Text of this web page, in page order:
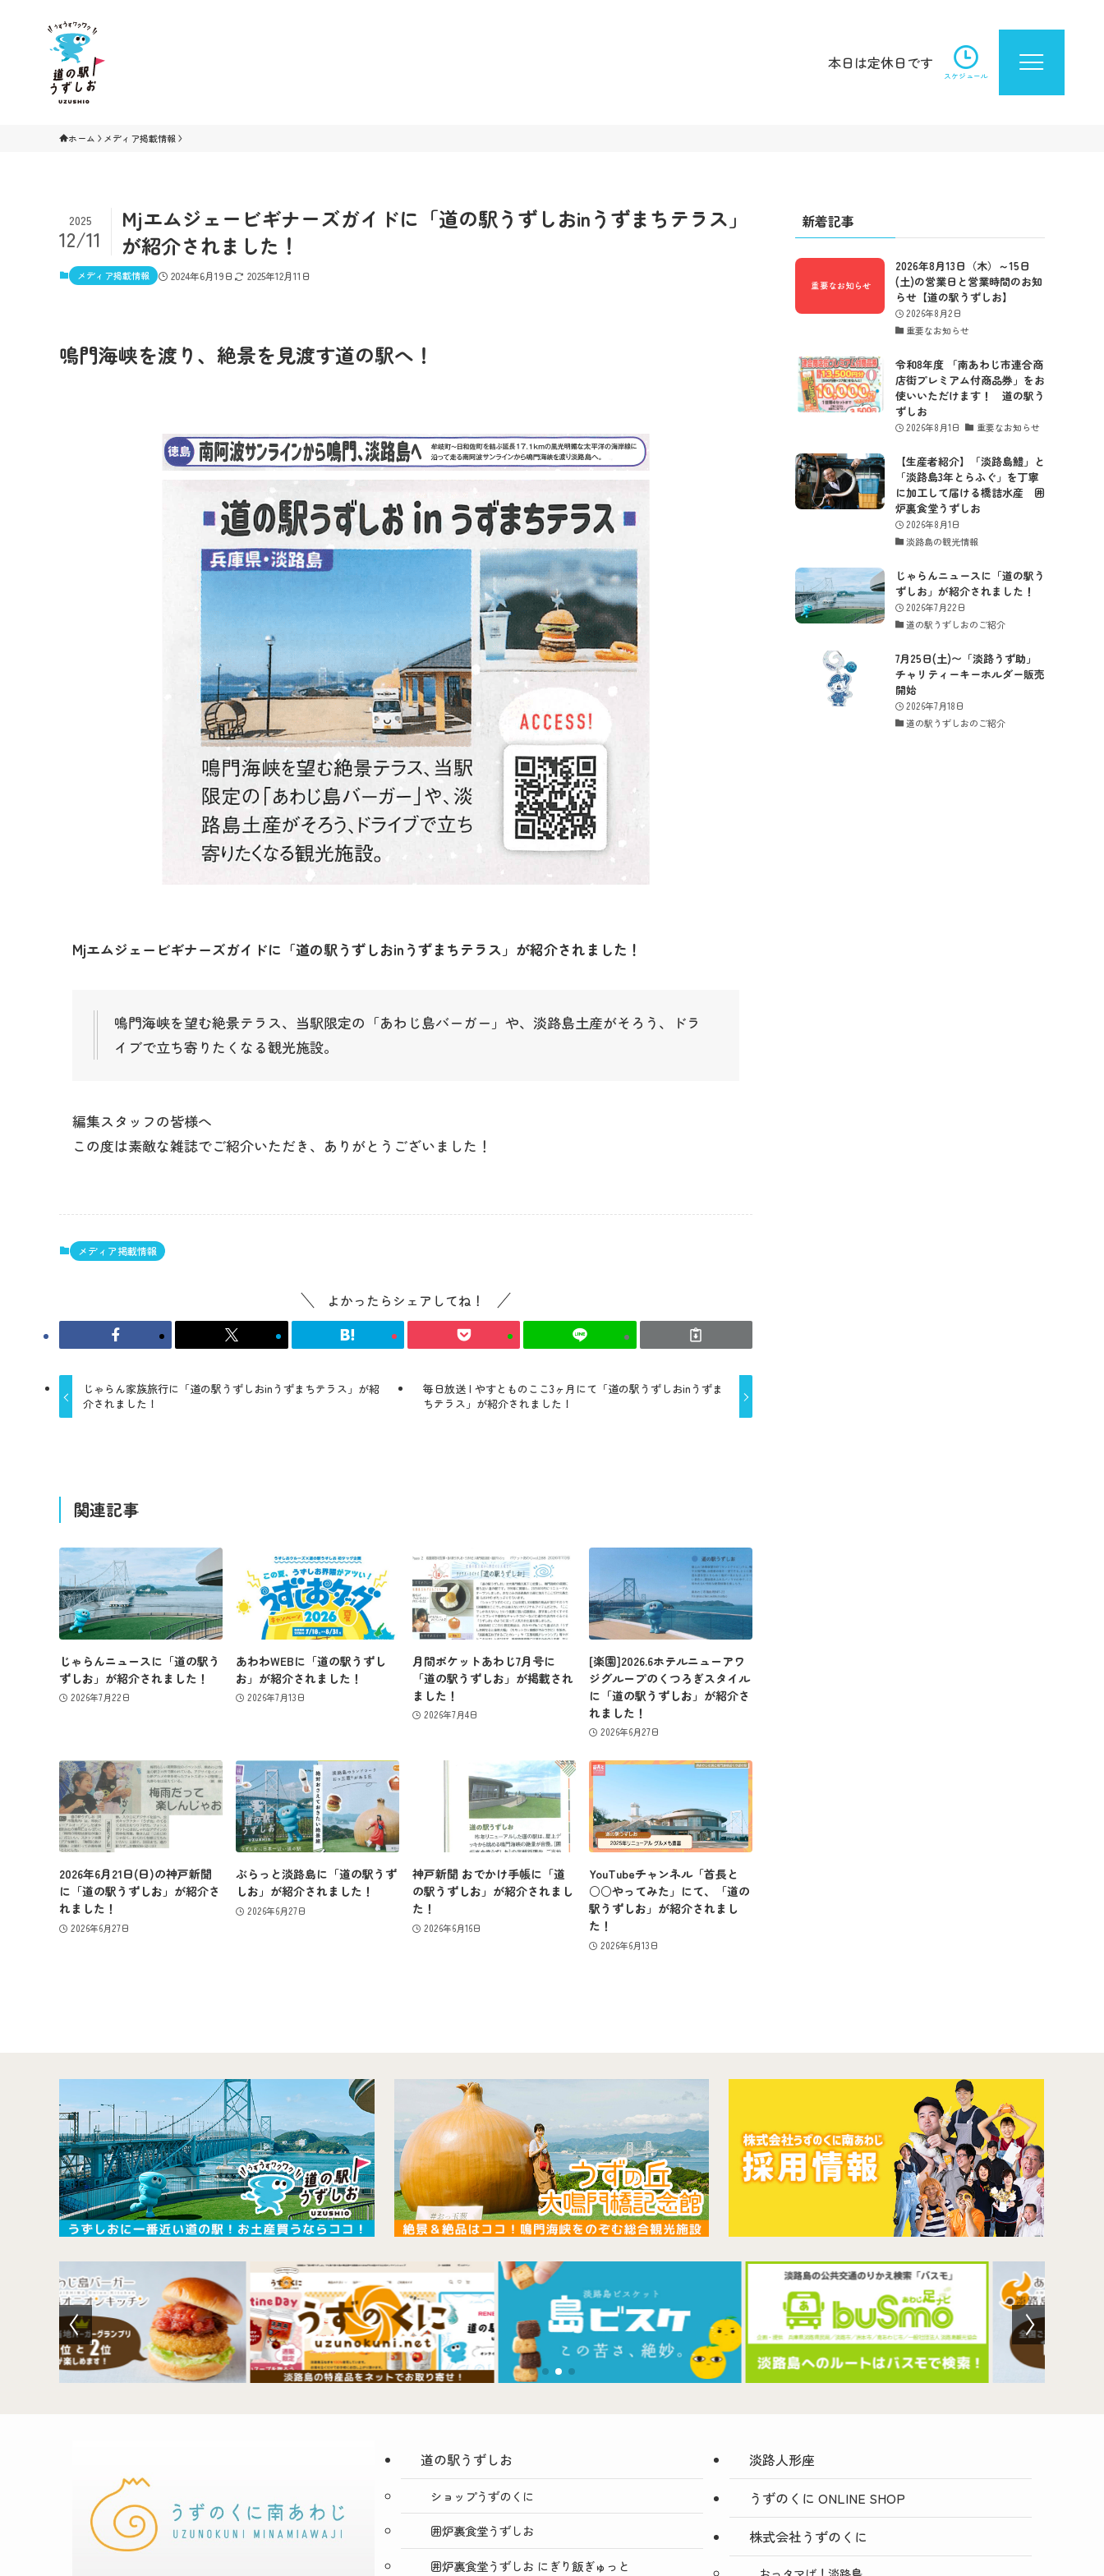
コンセプト
コンテンツ
アクセス
館内のご案内
お問い合わせ
本日は定休日です
スケジュール
ホーム メディア掲載情報
Mjエムジェービギナーズガイドに「道の駅うずしおinうずまちテラス」
が紹介されました！
2025
12/11
メディア掲載情報 2024年6月19日 2025年12月11日
鳴門海峡を渡り、絶景を見渡す道の駅へ！
Mjエムジェービギナーズガイドに「道の駅うずしおinうずまちテラス」が紹介されました！
鳴門海峡を望む絶景テラス、当駅限定の「あわじ島バーガー」や、淡路島土産がそろう、ドラ
イブで立ち寄りたくなる観光施設。
編集スタッフの皆様へ
この度は素敵な雑誌でご紹介いただき、ありがとうございました！
メディア掲載情報
よかったらシェアしてね！
じゃらん家族旅行に「道の駅うずしおinうずまちテラス」が紹
介されました！
毎日放送 | やすとものここ3ヶ月にて「道の駅うずしおinうずま
ちテラス」が紹介されました！
関連記事
じゃらんニュースに「道の駅う
ずしお」が紹介されました！
2026年7月22日
あわわWEBに「道の駅うずし
お」が紹介されました！
2026年7月13日
月間ポケットあわじ7月号に
「道の駅うずしお」が掲載され
ました！
2026年7月4日
[楽園]2026.6ホテルニューアワ
ジグループのくつろぎスタイル
に「道の駅うずしお」が紹介さ
れました！
2026年6月27日
2026年6月21日(日)の神戸新聞
に「道の駅うずしお」が紹介さ
れました！
2026年6月27日
ぶらっと淡路島に「道の駅うず
しお」が紹介されました！
2026年6月27日
神戸新聞 おでかけ手帳に「道
の駅うずしお」が紹介されまし
た！
2026年6月16日
YouTubeチャンネル「首長と
○○やってみた」にて、「道の
駅うずしお」が紹介されまし
た！
2026年6月13日
新着記事
2026年8月13日（木）～15日
(土)の営業日と営業時間のお知
らせ【道の駅うずしお】
2026年8月2日
重要なお知らせ
令和8年度 「南あわじ市連合商
店街プレミアム付商品券」をお
使いいただけます！ 道の駅う
ずしお
2026年8月1日 重要なお知らせ
【生産者紹介】「淡路島鱧」と
「淡路島3年とらふぐ」を丁寧
に加工して届ける橋詰水産 囲
炉裏食堂うずしお
2026年8月1日
淡路島の観光情報
じゃらんニュースに「道の駅う
ずしお」が紹介されました！
2026年7月22日
道の駅うずしおのご紹介
7月25日(土)〜「淡路うず助」
チャリティーキーホルダー販売
開始
2026年7月18日
道の駅うずしおのご紹介
道の駅うずしお
ショップうずのくに
囲炉裏食堂うずしお
囲炉裏食堂うずしお にぎり飯ぎゅっと
淡路人形座
うずのくに ONLINE SHOP
株式会社うずのくに